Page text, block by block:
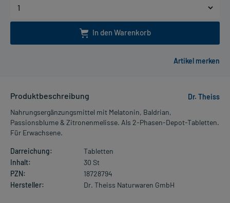
In den Warenkorb
Produktbeschreibung
Dr. Theiss
Nahrungsergänzungsmittel mit Melatonin, Baldrian,
Passionsblume & Zitronenmelisse. Als 2-Phasen-Depot-Tabletten.
Für Erwachsene.
Darreichung:
Tabletten
Inhalt:
30 St
PZN:
18728794
Hersteller:
Dr. Theiss Naturwaren GmbH